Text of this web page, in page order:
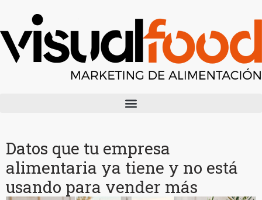
Datos que tu empresa
alimentaria ya tiene y no está
usando para vender más